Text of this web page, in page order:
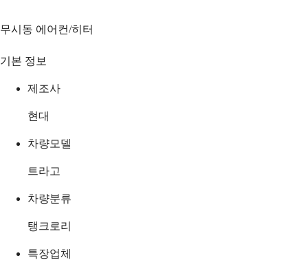
무시동 에어컨/히터
기본 정보
제조사
현대
차량모델
트라고
차량분류
탱크로리
특장업체